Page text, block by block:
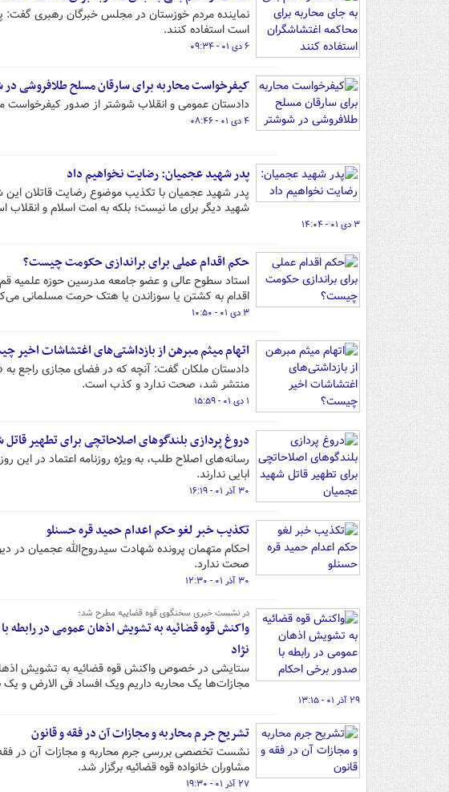
نماینده مردم خوزستان در مجلس خبرگان رهبری
است استفاده کنند.
۶ دی ۰۱ - ۰۹:۳۴
کیفرخواست محاربه برای سارقان مسلح طلافروشی در
دادستان عمومی و انقلاب شوشتر از صدور کیفرخواست
۴ دی ۰۱ - ۰۸:۴۶
پدر شهید عجمیان: رضایت نخواهیم داد
پدر شهید عجمیان با تکذیب موضوع رضایت قاتلان
شهید دیگر برای ما نیست؛ بلکه به امت اسلام و انقلاب
۳ دی ۰۱ - ۱۴:۰۴
حکم اقدام عملی برای براندازی حکومت چیست؟
استاد سطوح عالی و عضو جامعه مدرسین حوزه
اقدام به کشتن یا سوزاندن یا هتک حرمت مسلمانی
۳ دی ۰۱ - ۱۰:۵۰
اتهام میثم مبرهن از بازداشتی‌های اغتشاشات اخیر
دادستان ملکان گفت: آنچه که در فضای مجازی راجع
منتشر شد، صحت ندارد و کذب است.
۱ دی ۰۱ - ۱۵:۵۹
دروغ پردازی بلندگوهای اصلاحاتچی برای تطهیر
رسانه‌های اصلاح طلب، به ویژه روزنامه اعتماد در این
ابایی ندارند.
۳۰ آذر ۰۱ - ۱۶:۱۹
تکذیب خبر لغو حکم اعدام حمید قره حسنلو
احکام متهمان پرونده شهادت سیدروح‌الله عجمیان در
صحت ندارد.
۳۰ آذر ۰۱ - ۱۲:۳۰
در نشست خبری سخنگوی قوه قضاییه مطرح شد؛
واکنش قوه قضائیه به تشویش اذهان عمومی در
نژاد
ستایشی در خصوص واکنش قوه قضائیه به تشویش
مجازات‌ها یک محاربه داریم ویک افساد فی الارض و
۲۹ آذر ۰۱ - ۱۳:۱۵
تشریح جرم محاربه و مجازات آن در فقه و قانون
نشست تخصصی بررسی جرم محاربه و مجازات آن در
مشاوران خانواده قوه قضائیه برگزار شد.
۲۷ آذر ۰۱ - ۱۹:۳۰